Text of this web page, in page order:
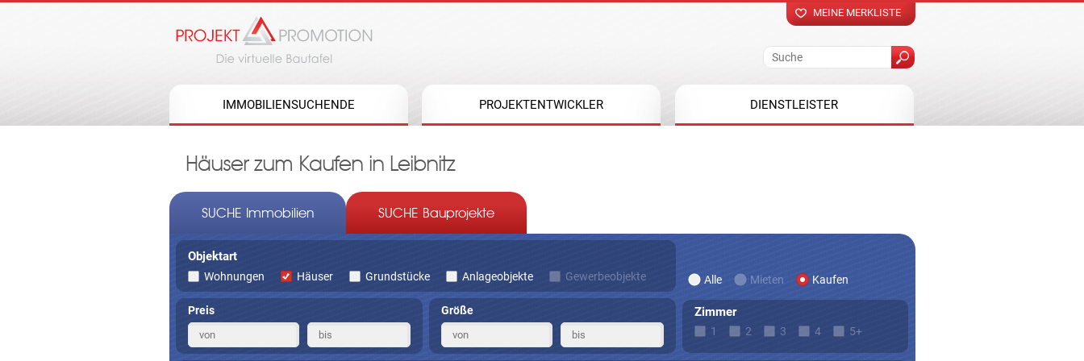
MEINE MERKLISTE
IMMOBILIENSUCHENDE PROJEKTENTWICKLER DIENSTLEISTER
Häuser zum Kaufen in Leibnitz
SUCHE Immobilien SUCHE Bauprojekte
Objektart
Wohnungen Häuser Grundstücke Anlageobjekte Gewerbeobjekte Alle Mieten Kaufen
Preis Größe Zimmer
1 2 3 4 5+